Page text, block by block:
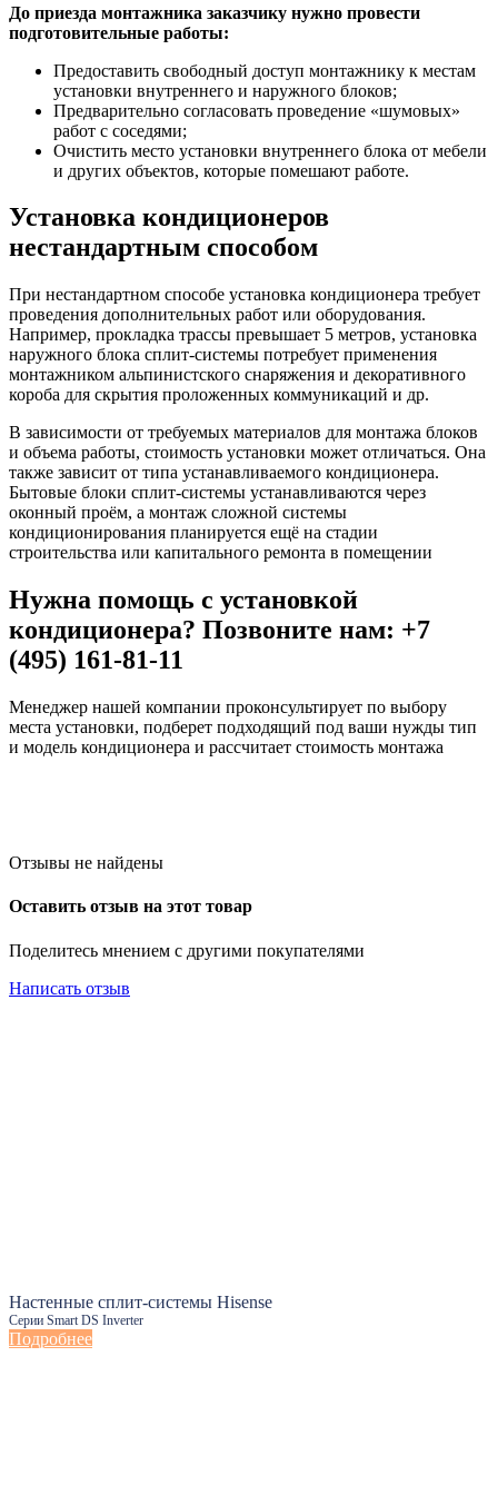
До приезда монтажника заказчику нужно провести
подготовительные работы:
Предоставить свободный доступ монтажнику к местам
установки внутреннего и наружного блоков;
Предварительно согласовать проведение «шумовых»
работ с соседями;
Очистить место установки внутреннего блока от мебели
и других объектов, которые помешают работе.
Установка кондиционеров
нестандартным способом
При нестандартном способе установка кондиционера требует
проведения дополнительных работ или оборудования.
Например, прокладка трассы превышает 5 метров, установка
наружного блока сплит-системы потребует применения
монтажником альпинистского снаряжения и декоративного
короба для скрытия проложенных коммуникаций и др.
В зависимости от требуемых материалов для монтажа блоков
и объема работы, стоимость установки может отличаться. Она
также зависит от типа устанавливаемого кондиционера.
Бытовые блоки сплит-системы устанавливаются через
оконный проём, а монтаж сложной системы
кондиционирования планируется ещё на стадии
строительства или капитального ремонта в помещении
Нужна помощь с установкой
кондиционера? Позвоните нам: +7
(495) 161-81-11
Менеджер нашей компании проконсультирует по выбору
места установки, подберет подходящий под ваши нужды тип
и модель кондиционера и рассчитает стоимость монтажа
Отзывы не найдены
Оставить отзыв на этот товар
Поделитесь мнением с другими покупателями
Написать отзыв
Настенные сплит-системы Hisense
Серии Smart DS Inverter
Подробнее